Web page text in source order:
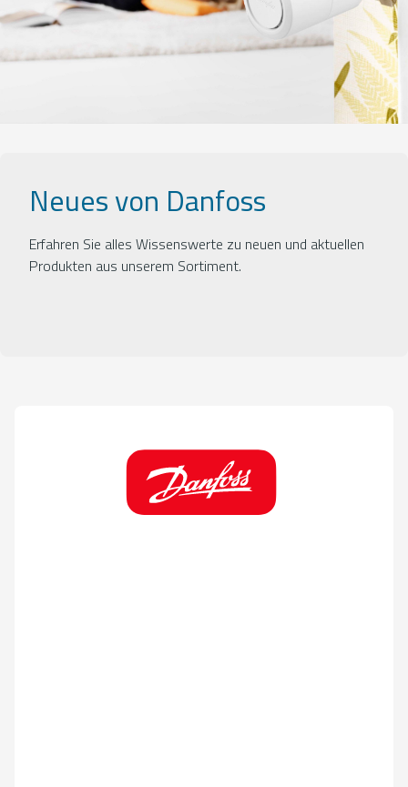
Neues von Danfoss
Erfahren Sie alles Wissenswerte zu neuen und aktuellen
Produkten aus unserem Sortiment.